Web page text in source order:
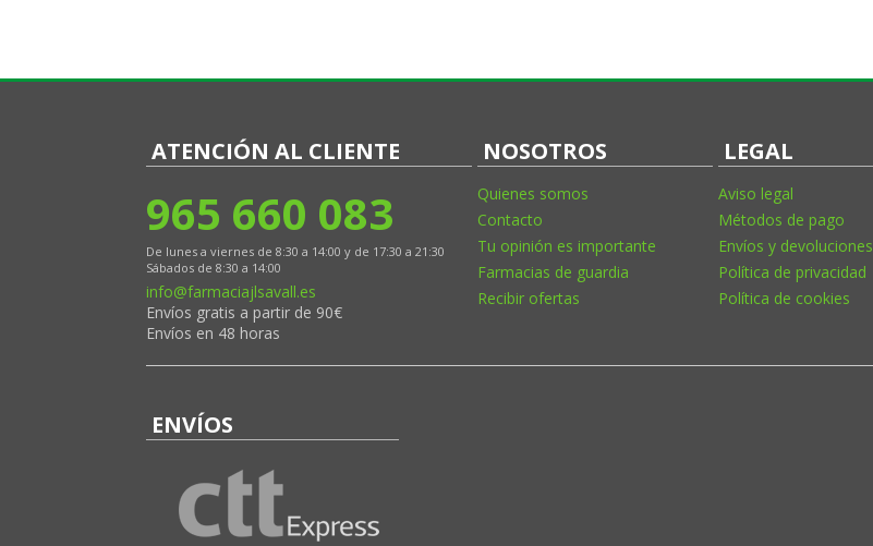
ATENCIÓN AL CLIENTE
965 660 083
De lunes a viernes de 8:30 a 14:00 y de 17:30 a 21:30
Sábados de 8:30 a 14:00
info@farmaciajlsavall.es
Envíos gratis a partir de 90€
Envíos en 48 horas
NOSOTROS
Quienes somos
Contacto
Tu opinión es importante
Farmacias de guardia
Recibir ofertas
LEGAL
Aviso legal
Métodos de pago
Envíos y devoluciones
Política de privacidad
Política de cookies
ENVÍOS